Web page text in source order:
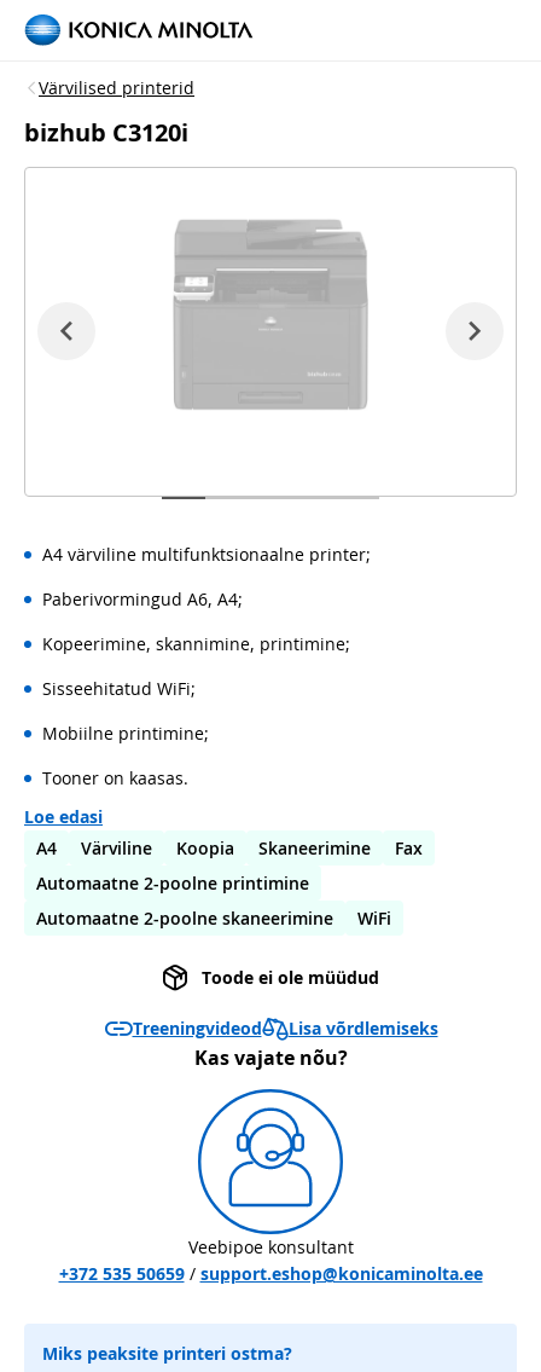
Värvilised printerid
bizhub C3120i
A4 värviline multifunktsionaalne printer;
Paberivormingud A6, A4;
Kopeerimine, skannimine, printimine;
Sisseehitatud WiFi;
Mobiilne printimine;
Tooner on kaasas.
Loe edasi
A4
Värviline Koopia Skaneerimine
Fax
Automaatne 2-poolne printimine
Automaatne 2-poolne skaneerimine
WiFi
Toode ei ole müüdud
Treeningvideod Lisa võrdlemiseks
Kas vajate nõu?
Veebipoe konsultant
+372 535 50659/ support.eshop@konicaminolta.ee
Miks peaksite printeri ostma?